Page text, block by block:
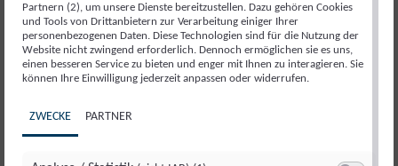
INHÖGBAUER: QUALITÄT OHNE
UMWEGE
Partnern (2), um unsere Dienste bereitzustellen. Dazu gehören Cookies
und Tools von Drittanbietern zur Verarbeitung einiger Ihrer
personenbezogenen Daten. Diese Technologien sind für die Nutzung der
Website nicht zwingend erforderlich. Dennoch ermöglichen sie es uns,
einen besseren Service zu bieten und enger mit Ihnen zu interagieren. Sie
können Ihre Einwilligung jederzeit anpassen oder widerrufen.
ZWECKE PARTNER